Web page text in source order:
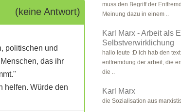
(keine Antwort)
politischen und
das ihr
helfen. Würde den
muss den Begriff der
Meinung dazu in einem ..
Karl Marx - Arbeit als
Selbstverwirklichung
hallo leute :D ich hab den
entfremdung der arbeit, die
die ..
Karl Marx
die Sozialisation aus